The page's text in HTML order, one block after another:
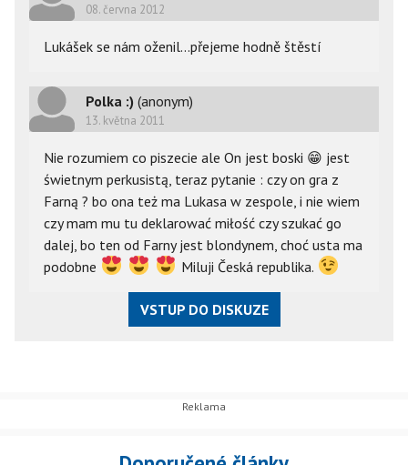
08. června 2012
Lukášek se nám oženil...přejeme hodně štěstí
Polka :) (anonym)
13. května 2011
Nie rozumiem co piszecie ale On jest boski 😁 jest
świetnym perkusistą, teraz pytanie : czy on gra z
Farną ? bo ona też ma Lukasa w zespole, i nie wiem
czy mam mu tu deklarować miłość czy szukać go
dalej, bo ten od Farny jest blondynem, choć usta ma
podobne
Miluji Česká republika.
VSTUP DO DISKUZE